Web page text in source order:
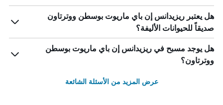
هل يعتبر ريزيدانس إن باي ماريوت بوسطن ووترتاون
صديقاً للحيوانات الأليفة؟
هل يوجد مسبح في ريزيدانس إن باي ماريوت بوسطن
ووترتاون؟
عرض المزيد من الأسئلة الشائعة